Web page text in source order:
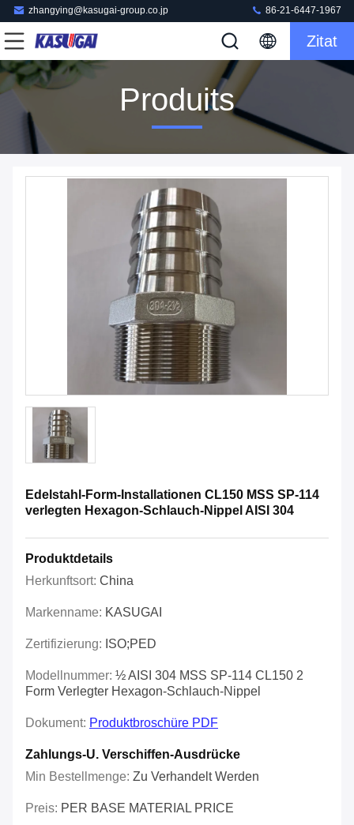
zhangying@kasugai-group.co.jp 86-21-6447-1967
Zitat
Produits
Edelstahl-Form-Installationen CL150 MSS SP-114
verlegten Hexagon-Schlauch-Nippel AISI 304
Produktdetails
Herkunftsort: China
Markenname: KASUGAI
Zertifizierung: ISO;PED
Modellnummer: ½ AISI 304 MSS SP-114 CL150 2
Form Verlegter Hexagon-Schlauch-Nippel
Dokument: Produktbroschüre PDF
Zahlungs-U. Verschiffen-Ausdrücke
Min Bestellmenge: Zu Verhandelt Werden
Preis: PER BASE MATERIAL PRICE